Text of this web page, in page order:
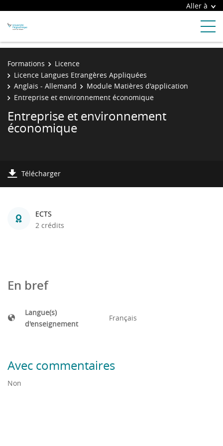
Aller à
Formations
Licence
Licence Langues Etrangères Appliquées
Anglais - Allemand
Module Matières d'application
Entreprise et environnement économique
Entreprise et environnement
économique
Télécharger
ECTS
2 crédits
En bref
Langue(s)
d'enseignement
Français
Avec commentaires
Non